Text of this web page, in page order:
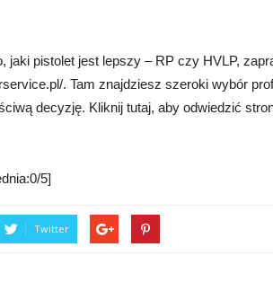
jaki pistolet jest lepszy – RP czy HVLP,
. Tam znajdziesz szeroki wybór
decyzję. Kliknij tutaj, aby odwiedzić
5]
Twitter